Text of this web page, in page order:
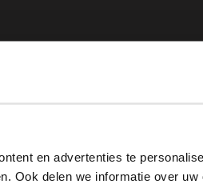
en advertenties te
Ook delen we informatie over
It looks like your language isn't